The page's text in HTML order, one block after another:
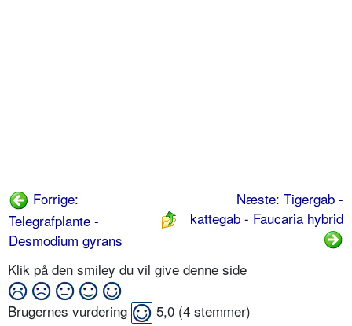
Forrige:
Telegrafplante -
Desmodium gyrans
Næste: Tigergab -
kattegab - Faucaria hybrid
Klik på den smiley du vil give denne side
Brugernes vurdering 5,0 (4 stemmer)